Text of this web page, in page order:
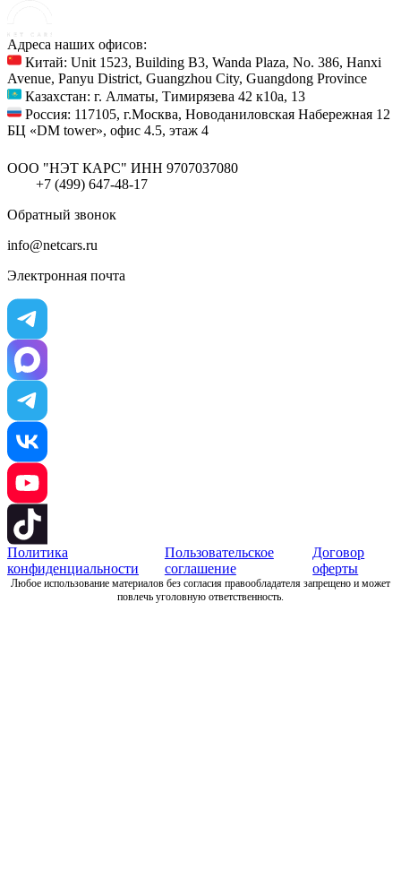
Адреса наших офисов:
Китай: Unit 1523, Building B3, Wanda Plaza, No. 386, Hanxi
Avenue, Panyu District, Guangzhou City, Guangdong Province
Казахстан: г. Алматы, Тимирязева 42 к10а, 13
Россия: 117105, г.Москва, Новоданиловская Набережная 12
БЦ «DM tower», офис 4.5, этаж 4
ООО "НЭТ КАРС" ИНН 9707037080
+7 (499) 647-48-17
Обратный звонок
info@netcars.ru
Электронная почта
Политика
конфиденциальности
Пользовательское
соглашение
Договор
оферты
Любое использование материалов без согласия правообладателя запрещено и может
повлечь уголовную ответственность.